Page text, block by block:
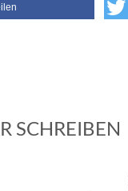
SCHREIBEN